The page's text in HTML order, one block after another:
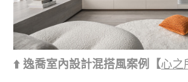
⬆️ 逸喬室內設計混搭風案例【心之